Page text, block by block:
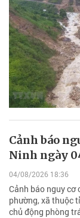
Cảnh báo
Ninh ngày
04/08/2026 18:36
Cảnh báo nguy cơ
phường, xã thuộc
chủ động phòng